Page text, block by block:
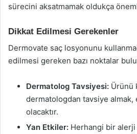
sürecini aksatmamak oldukça
Dikkat Edilmesi Gerekenler
Dermovate saç losyonunu
edilmesi gereken bazı noktalar
Dermatolog Tavsiyesi: Ürünü
dermatologdan tavsiye almak,
olacaktır.
Yan Etkiler: Herhangi bir